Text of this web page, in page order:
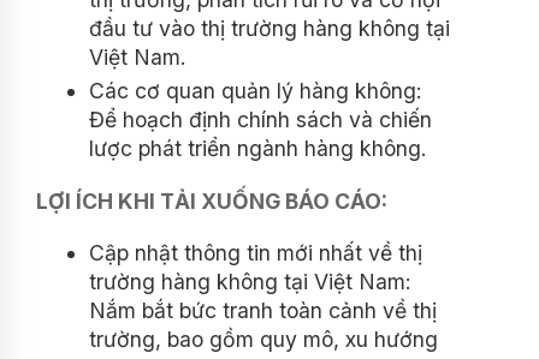
đầu tư vào thị trường hàng không tại
Việt Nam.
Các cơ quan quản lý hàng không:
Để hoạch định chính sách và chiến
lược phát triển ngành hàng không.
LỢI ÍCH KHI TẢI XUỐNG BÁO CÁO:
Cập nhật thông tin mới nhất về thị
trường hàng không tại Việt Nam:
Nắm bắt bức tranh toàn cảnh về thị
trường, bao gồm quy mô, xu hướng